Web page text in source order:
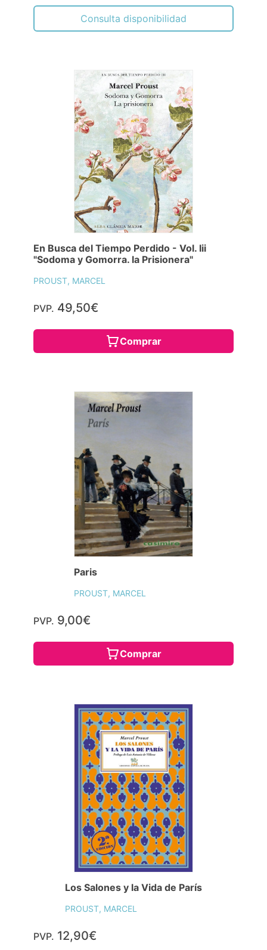
Consulta disponibilidad
En Busca del Tiempo Perdido - Vol. Iii
"Sodoma y Gomorra. la Prisionera"
PROUST, MARCEL
PVP. 49,50€
Comprar
Paris
PROUST, MARCEL
PVP. 9,00€
Comprar
Los Salones y la Vida de París
PROUST, MARCEL
PVP. 12,90€